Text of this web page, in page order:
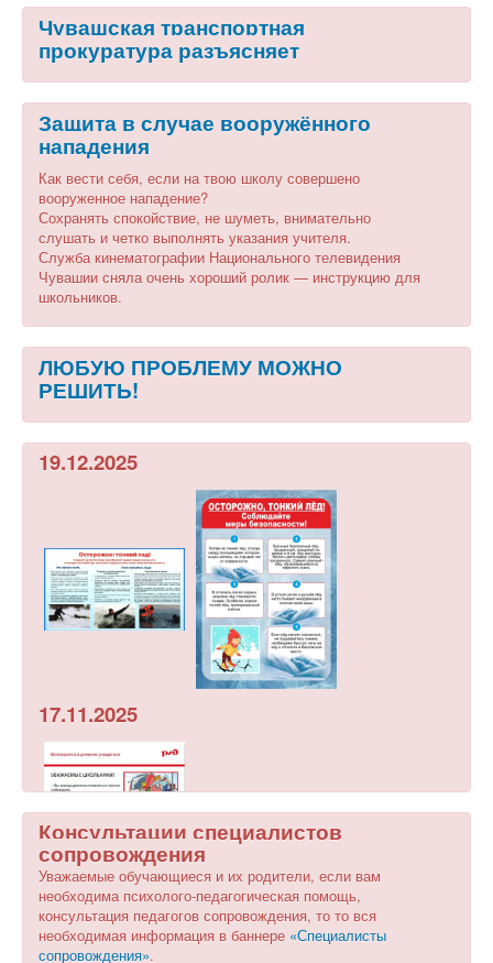
Чувашская транспортная
прокуратура разъясняет
Защита в случае вооружённого
нападения
Как вести себя, если на твою школу совершено
вооруженное нападение?
Сохранять спокойствие, не шуметь, внимательно
слушать и четко выполнять указания учителя.
Служба кинематографии Национального телевидения
Чувашии сняла очень хороший ролик — инструкцию для
школьников.
ЛЮБУЮ ПРОБЛЕМУ МОЖНО
РЕШИТЬ!
19.12.2025
17.11.2025
Консультации специалистов
сопровождения
Уважаемые обучающиеся и их родители, если вам
необходима психолого-педагогическая помощь,
консультация педагогов сопровождения, то то вся
необходимая информация в баннере «Специалисты
сопровождения».